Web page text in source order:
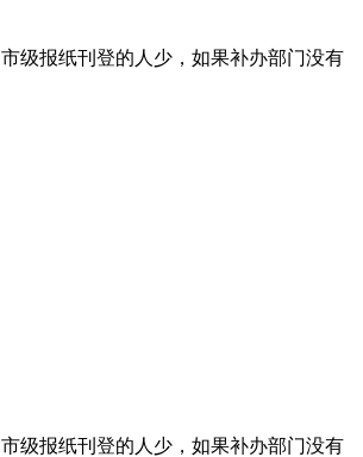
级报纸刊登的人少，如果补办部门没有
级报纸刊登的人少，如果补办部门没有